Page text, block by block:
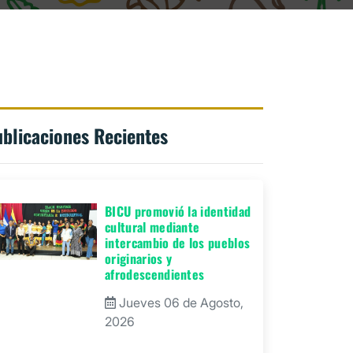
Recientes
BICU promovió la identidad
cultural mediante
intercambio de los pueblos
originarios y
afrodescendientes
Jueves 06 de Agosto,
2026